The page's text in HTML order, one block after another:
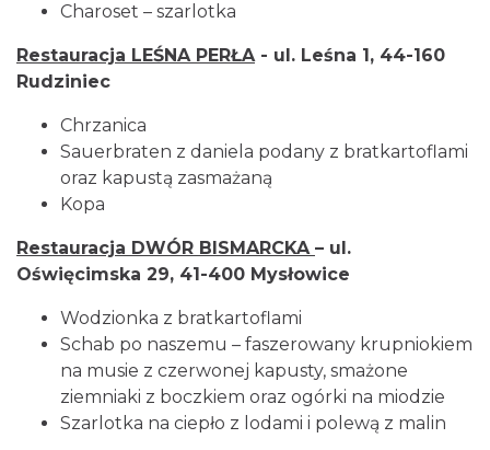
Charoset – szarlotka
Restauracja LEŚNA PERŁA- ul. Leśna 1, 44-160
Rudziniec
Chrzanica
Sauerbraten z daniela podany z bratkartoflami
oraz kapustą zasmażaną
Kopa
Restauracja DWÓR BISMARCKA – ul.
Oświęcimska 29, 41-400 Mysłowice
Wodzionka z bratkartoflami
Schab po naszemu – faszerowany krupniokiem
na musie z czerwonej kapusty, smażone
ziemniaki z boczkiem oraz ogórki na miodzie
Szarlotka na ciepło z lodami i polewą z malin